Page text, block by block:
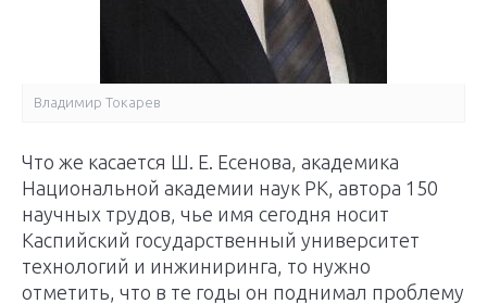
Владимир Токарев
Что же касается Ш. Е. Есенова, академика
Национальной акаде­мии наук РК, автора 150
научных трудов, чье имя сегодня носит
Каспийский государственный университет
технологий и инжиниринга, то нужно
отметить, что в те годы он поднимал проблему